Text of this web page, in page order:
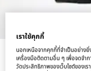
เสื้อยืด Knit silk
฿44,000
เราใช้คุกกี้
นอกเหนือจากคุกกี้ที่จำเป็นอย่าง
เครื่องมือติดตามอื่น ๆ เพื่อจดจำ
วัดประสิทธิภาพของเว็บไซต์ของเร